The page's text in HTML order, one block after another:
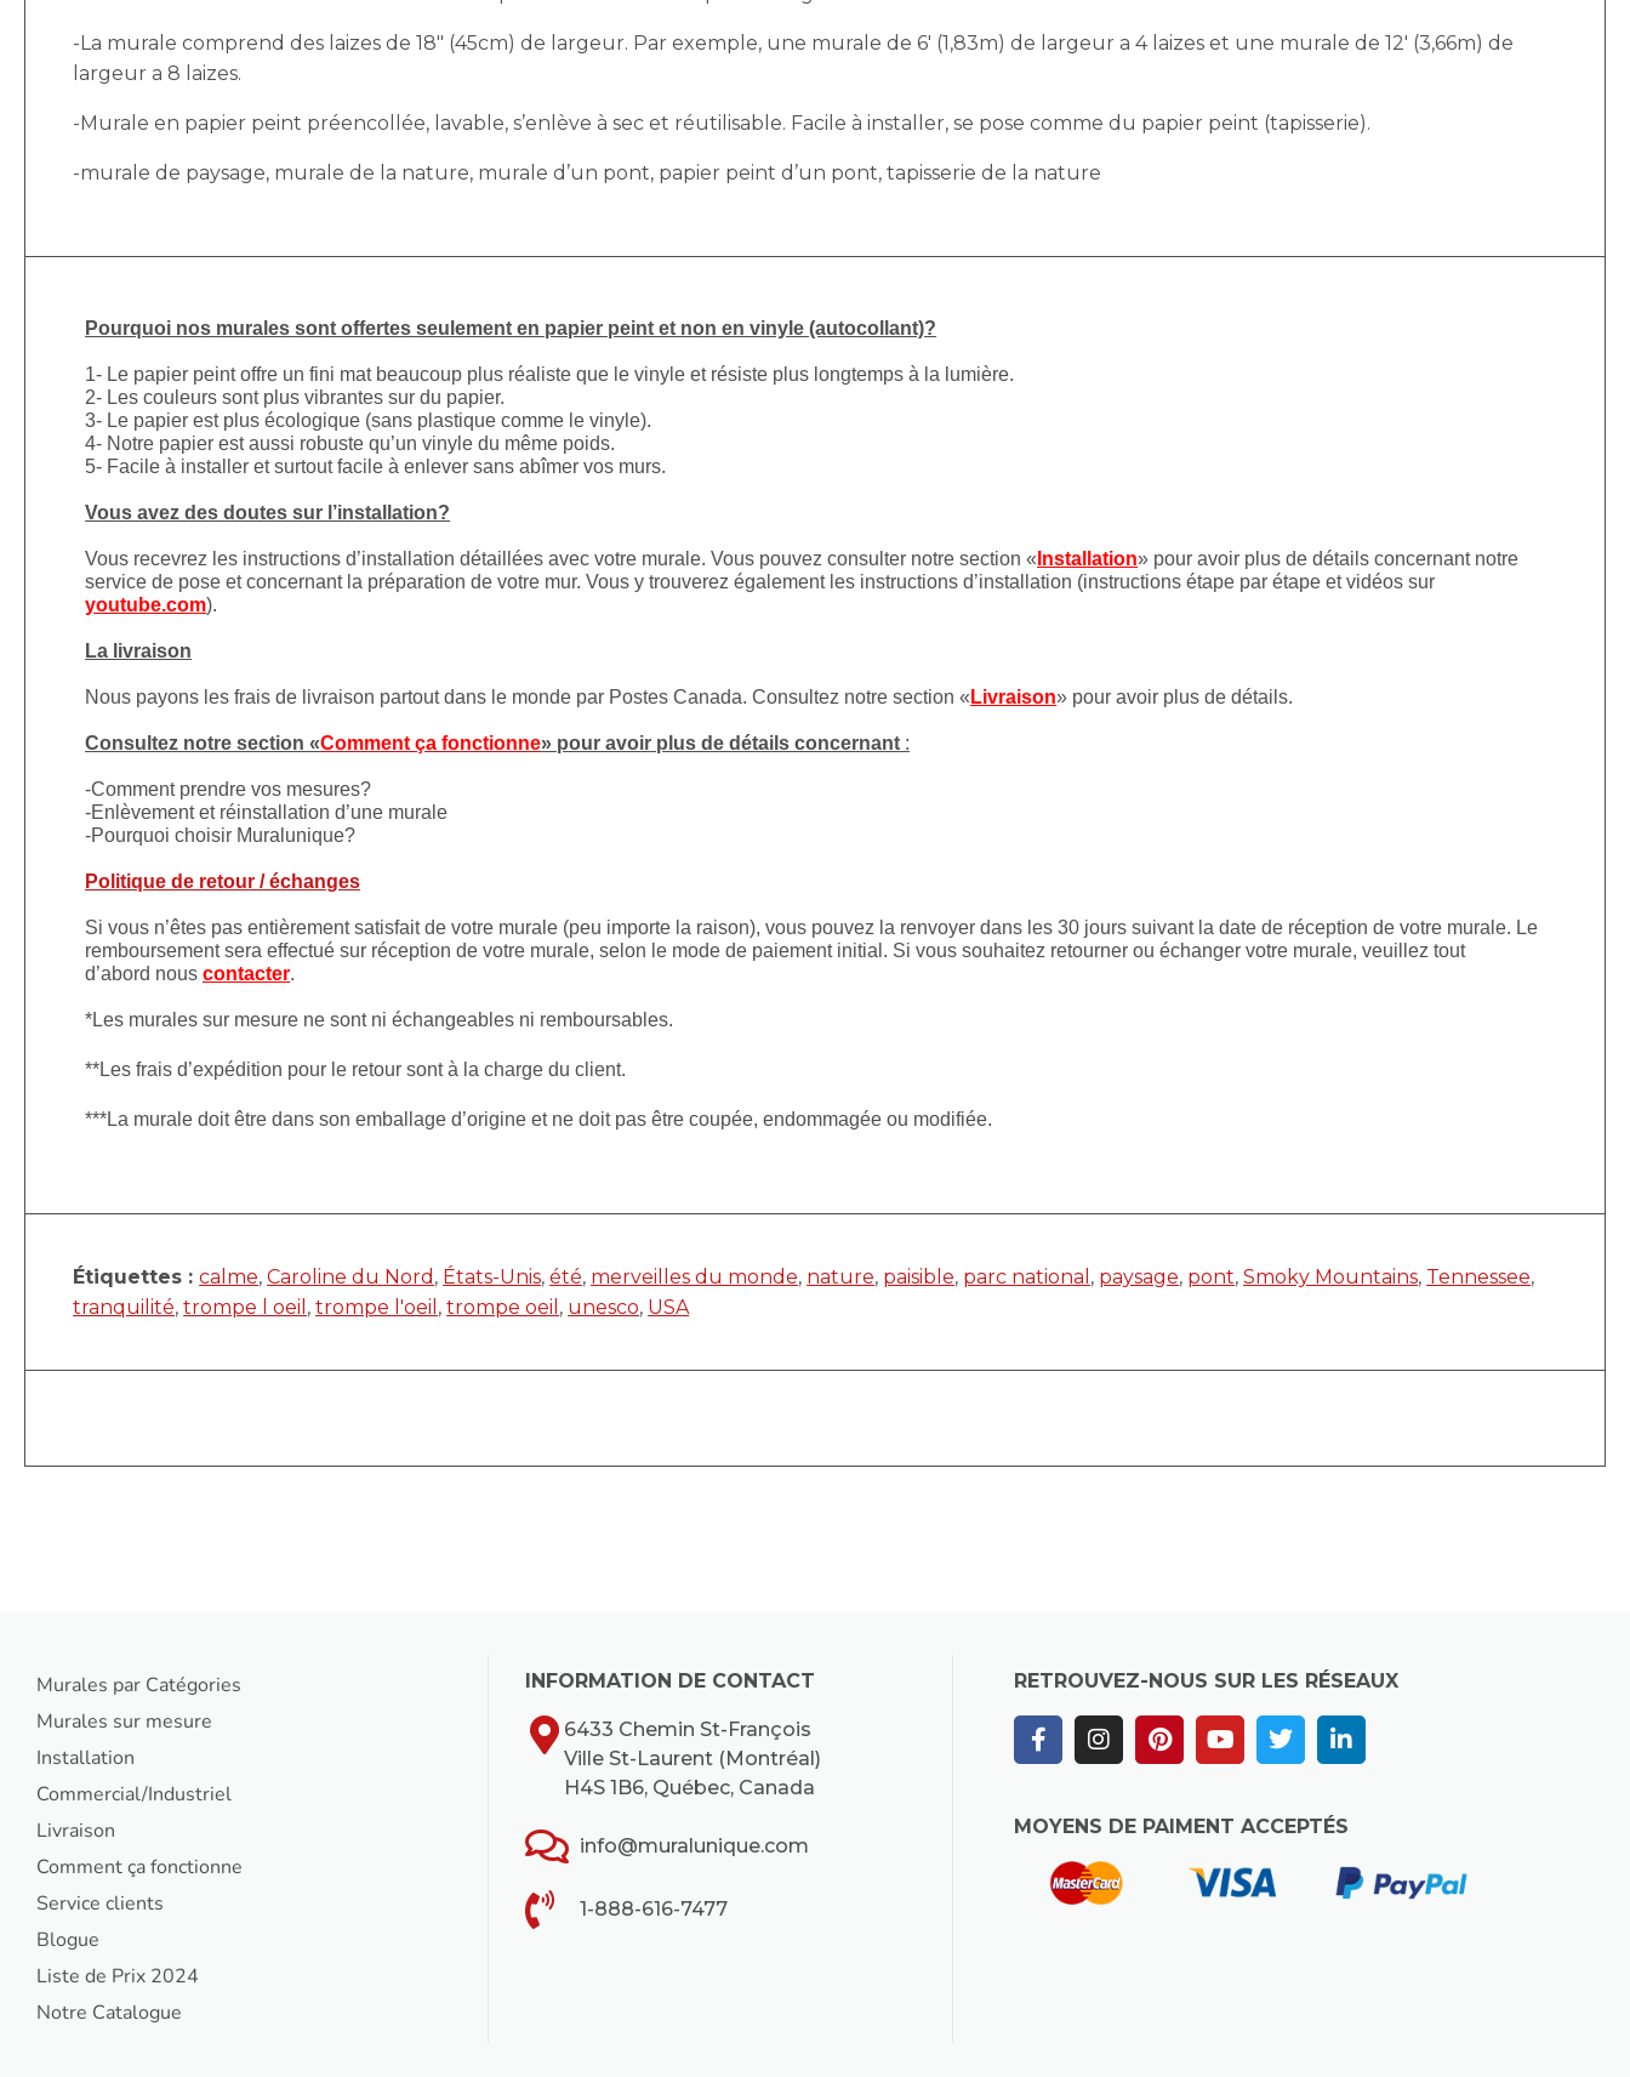
-La murale comprend des laizes de 18″ (45cm) de largeur. Par exemple, une murale de 6′ (1,83m) de largeur a 4 laizes et une murale de 12′ (3,66m) de
largeur a 8 laizes.
-Murale en papier peint préencollée, lavable, s’enlève à sec et réutilisable. Facile à installer, se pose comme du papier peint (tapisserie).
-murale de paysage, murale de la nature, murale d’un pont, papier peint d’un pont, tapisserie de la nature
Pourquoi nos murales sont offertes seulement en papier peint et non en vinyle (autocollant)?
1- Le papier peint offre un fini mat beaucoup plus réaliste que le vinyle et résiste plus longtemps à la lumière.
2- Les couleurs sont plus vibrantes sur du papier.
3- Le papier est plus écologique (sans plastique comme le vinyle).
4- Notre papier est aussi robuste qu’un vinyle du même poids.
5- Facile à installer et surtout facile à enlever sans abîmer vos murs.
Vous avez des doutes sur l’installation?
Vous recevrez les instructions d’installation détaillées avec votre murale. Vous pouvez consulter notre section « Installation» pour avoir plus de détails concernant notre
service de pose et concernant la préparation de votre mur. Vous y trouverez également les instructions d’installation (instructions étape par étape et vidéos sur
youtube.com).
La livraison
Nous payons les frais de livraison partout dans le monde par Postes Canada. Consultez notre section « Livraison» pour avoir plus de détails.
Consultez notre section «Comment ça fonctionne» pour avoir plus de détails concernant :
-Comment prendre vos mesures?
-Enlèvement et réinstallation d’une murale
-Pourquoi choisir Muralunique?
Politique de retour / échanges
Si vous n’êtes pas entièrement satisfait de votre murale (peu importe la raison), vous pouvez la renvoyer dans les 30 jours suivant la date de réception de votre murale. Le
remboursement sera effectué sur réception de votre murale, selon le mode de paiement initial. Si vous souhaitez retourner ou échanger votre murale, veuillez tout
d’abord nouscontacter.
*Les murales sur mesure ne sont ni échangeables ni remboursables.
**Les frais d’expédition pour le retour sont à la charge du client.
***La murale doit être dans son emballage d’origine et ne doit pas être coupée, endommagée ou modifiée.
Étiquettes :calme,Caroline du Nord , États-Unis,été, merveilles du monde, nature, paisible, parc national , paysage, pont,Smoky Mountains, Tennessee,
tranquilité,trompe l oeil ,trompe l'oeil ,trompe oeil , unesco, USA
Murales par Catégories
Murales sur mesure
Installation
Commercial/Industriel
Livraison
Comment ça fonctionne
Service clients
Blogue
Liste de Prix 2024
Notre Catalogue
INFORMATION DE CONTACT
6433 Chemin St-François
Ville St-Laurent (Montréal)
H4S 1B6, Québec, Canada
info@muralunique.com
1-888-616-7477
RETROUVEZ-NOUS SUR LES RÉSEAUX
MOYENS DE PAIMENT ACCEPTÉS